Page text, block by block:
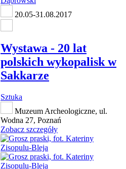
20.05-31.08.2017
Wystawa - 20 lat
polskich wykopalisk w
Sakkarze
Sztuka
Muzeum Archeologiczne, ul.
Wodna 27, Poznań
Zobacz szczegóły